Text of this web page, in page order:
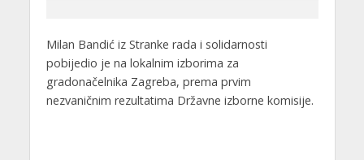
Milan Bandić iz Stranke rada i solidarnosti
pobijedio je na lokalnim izborima za
gradonačelnika Zagreba, prema prvim
nezvaničnim rezultatima Državne izborne komisije.